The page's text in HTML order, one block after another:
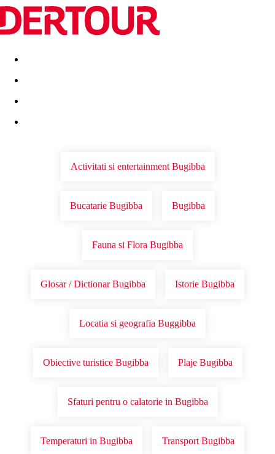
Destinatii Vacanta perfecta OFERTE DE NERATAT
Activitati si entertainment Bugibba
Bucatarie Bugibba Bugibba
Fauna si Flora Bugibba
Glosar / Dictionar Bugibba Istorie Bugibba
Locatia si geografia Buggibba
Obiective turistice Bugibba Plaje Bugibba
Sfaturi pentru o calatorie in Bugibba
Temperaturi in Bugibba Transport Bugibba